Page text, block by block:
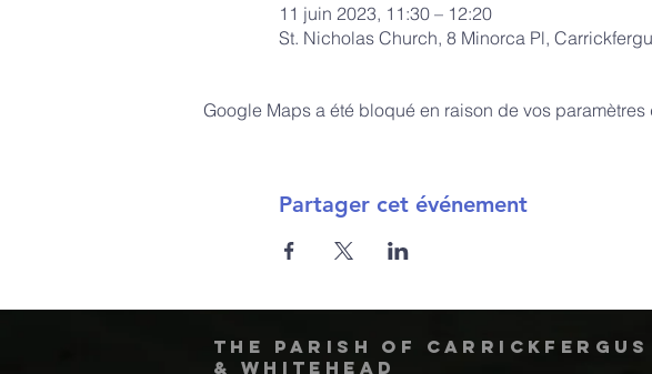
11 juin 2023, 11:30 – 12:20
St. Nicholas Church, 8 Minorca Pl,
Google Maps a été bloqué en raison de vos
Partager cet événement
The Parish of Carrickfergus
& Whitehead